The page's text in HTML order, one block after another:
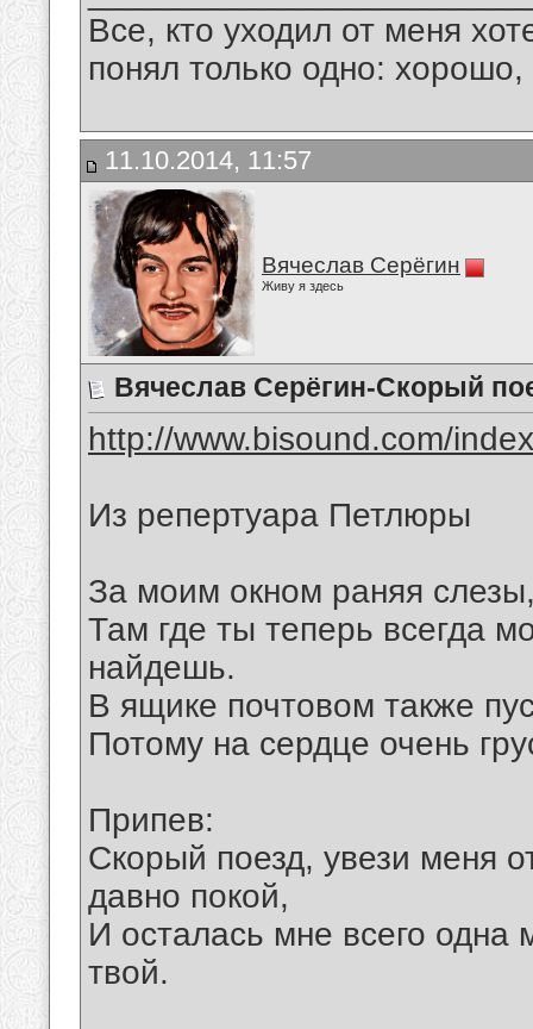
Все, кто уходил от меня
понял только одно:
11.10.2014, 11:57
Вячеслав Серёгин
Живу я здесь
Вячеслав Серёгин-Скорый
http://www.bisound.com/
Из репертуара Петлюры
За моим окном раняя
Там где ты теперь всегда
найдешь.
В ящике почтовом также
Потому на сердце очень
Припев:
Скорый поезд, увези меня
давно покой,
И осталась мне всего одна
твой.